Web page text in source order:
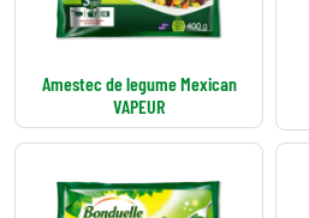
Amestec de legume Mexican
VAPEUR